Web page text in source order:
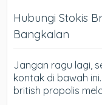
Hubungi Stokis
Bangkalan
Jangan ragu lagi,
kontak di bawah
british propolis